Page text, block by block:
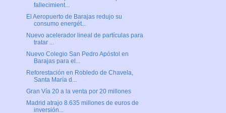
fallecimient...
El Aeropuerto de Barajas redujo su
consumo energét...
Nuevo acelerador lineal de partículas para
tratar ...
Nuevo Colegio San Pedro Apóstol en
Barajas para el...
Reforestación en Robledo de Chavela,
Santa María d...
Gran Vía 20 a la venta por 20 millones
Madrid atrajo 8.635 millones de euros de
inversión...